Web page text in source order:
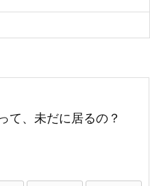
て、未だに居るの？